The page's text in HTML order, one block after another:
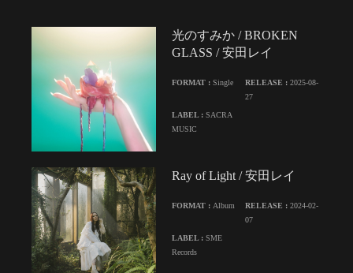
光のすみか / BROKEN
GLASS / 安田レイ
FORMAT : Single RELEASE :2025-08-
27
LABEL : SACRA
MUSIC
Ray of Light / 安田レイ
FORMAT : Album RELEASE :2024-02-
07
LABEL : SME
Records